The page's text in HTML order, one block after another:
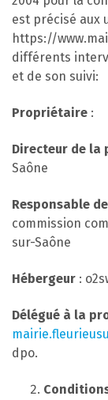
est précisé aux
https://
différents
et de son suivi:
Propriétaire :
Directeur de la
Saône
Responsable
commission
sur-Saône
Hébergeur :
Délégué à la
dpo.